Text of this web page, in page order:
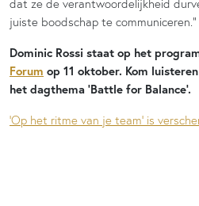
dat ze de verantwoordelijkheid
juiste boodschap te communiceren.”
Dominic Rossi staat op het
Forum op 11 oktober. Kom
het dagthema ‘Battle for Balance’.
‘Op het ritme van je team’ is